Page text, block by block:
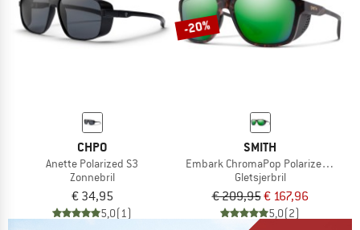
CHPO
Anette Polarized S3
Zonnebril
€ 34,95
5,0(1)
-20%
SMITH
Embark ChromaPop Polarized Mirror
Gletsjerbril
€ 209,95€ 167,96
5,0(2)